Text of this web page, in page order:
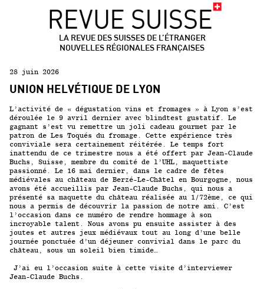
LA REVUE DES SUISSES DE L’ÉTRANGER
NOUVELLES RÉGIONALES FRANÇAISES
28 juin 2026
UNION HELVÉTIQUE DE LYON
L’activité de « dégustation vins et fromages » à Lyon s’est
déroulée le 9 avril dernier avec blindtest gustatif. Le
gagnant s’est vu remettre un joli cadeau gourmet par le
patron de Les Toqués du fromage. Cette expérience très
conviviale sera certainement réitérée. Le temps fort
inattendu de ce trimestre nous a été offert par Jean-Claude
Buchs, Suisse, membre du comité de l’UHL, maquettiste
passionné. Le 16 mai dernier, dans le cadre de fêtes
médiévales au château de Berzé-Le-Châtel en Bourgogne, nous
avons été accueillis par Jean-Claude Buchs, qui nous a
présenté sa maquette du château réalisée au 1/72ème, ce qui
nous a permis de découvrir la passion de notre ami. C’est
l’occasion dans ce numéro de rendre hommage à son
incroyable talent. Nous avons pu ensuite assister à des
joutes et autres jeux médiévaux tout au long d’une belle
journée ponctuée d’un déjeuner convivial dans le parc du
château, sous un soleil bien timide…
J’ai eu l’occasion suite à cette visite d’interviewer
Jean-Claude Buchs.